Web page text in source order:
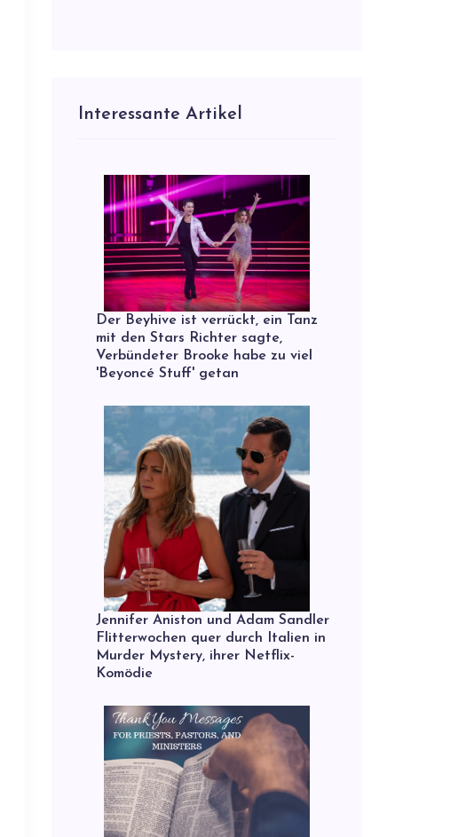
Interessante Artikel
Der Beyhive ist verrückt, ein Tanz
mit den Stars Richter sagte,
Verbündeter Brooke habe zu viel
'Beyoncé Stuff' getan
Jennifer Aniston und Adam Sandler
Flitterwochen quer durch Italien in
Murder Mystery, ihrer Netflix-
Komödie